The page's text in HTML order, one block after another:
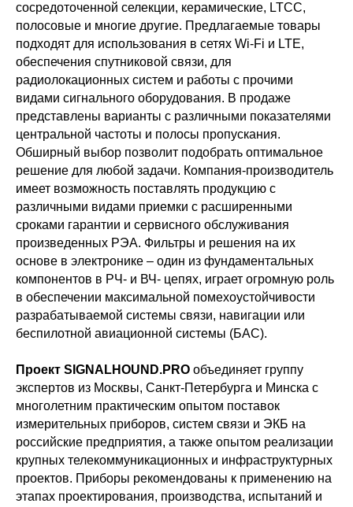
сосредоточенной селекции, керамические, LTCC,
полосовые и многие другие. Предлагаемые товары
подходят для использования в сетях Wi-Fi и LTE,
обеспечения спутниковой связи, для
радиолокационных систем и работы с прочими
видами сигнального оборудования. В продаже
представлены варианты с различными показателями
центральной частоты и полосы пропускания.
Обширный выбор позволит подобрать оптимальное
решение для любой задачи. Компания-производитель
имеет возможность поставлять продукцию с
различными видами приемки с расширенными
сроками гарантии и сервисного обслуживания
произведенных РЭА. Фильтры и решения на их
основе в электронике – один из фундаментальных
компонентов в РЧ- и ВЧ- цепях, играет огромную роль
в обеспечении максимальной помехоустойчивости
разрабатываемой системы связи, навигации или
беспилотной авиационной системы (БАС).
Проект SIGNALHOUND.PRO объединяет группу
экспертов из Москвы, Санкт-Петербурга и Минска с
многолетним практическим опытом поставок
измерительных приборов, систем связи и ЭКБ на
российские предприятия, а также опытом реализации
крупных телекоммуникационных и инфраструктурных
проектов. Приборы рекомендованы к применению на
этапах проектирования, производства, испытаний и